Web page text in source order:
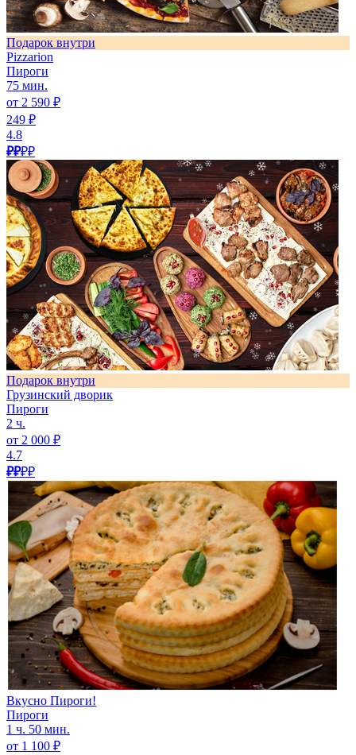
Подарок внутри
Pizzarion
Пироги
75 мин.
от 2 590 ₽
249 ₽
4.8
₽₽₽₽
Подарок внутри
Грузинский дворик
Пироги
2 ч.
от 2 000 ₽
4.7
₽₽₽₽
Вкусно Пироги!
Пироги
1 ч. 50 мин.
от 1 100 ₽